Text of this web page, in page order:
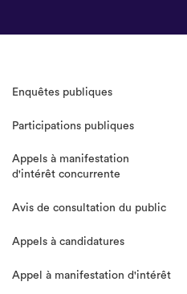
Enquêtes publiques
Participations publiques
Appels à manifestation
d'intérêt concurrente
Avis de consultation du public
Appels à candidatures
Appel à manifestation d'intérêt